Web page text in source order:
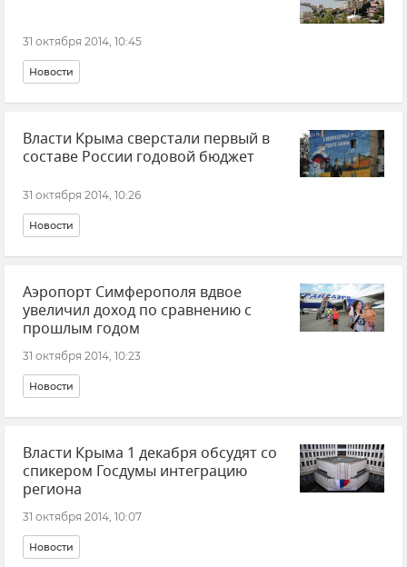
31 октября 2014, 10:45
Новости
Власти Крыма сверстали первый в
составе России годовой бюджет
31 октября 2014, 10:26
Новости
Аэропорт Симферополя вдвое
увеличил доход по сравнению с
прошлым годом
31 октября 2014, 10:23
Новости
Власти Крыма 1 декабря обсудят со
спикером Госдумы интеграцию
региона
31 октября 2014, 10:07
Новости